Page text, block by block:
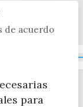
instagram
de acuerdo
para